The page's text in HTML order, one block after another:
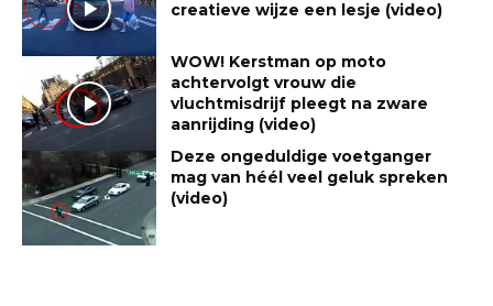
creatieve wijze een lesje (video)
WOW! Kerstman op moto
achtervolgt vrouw die
vluchtmisdrijf pleegt na zware
aanrijding (video)
Deze ongeduldige voetganger
mag van héél veel geluk spreken
(video)